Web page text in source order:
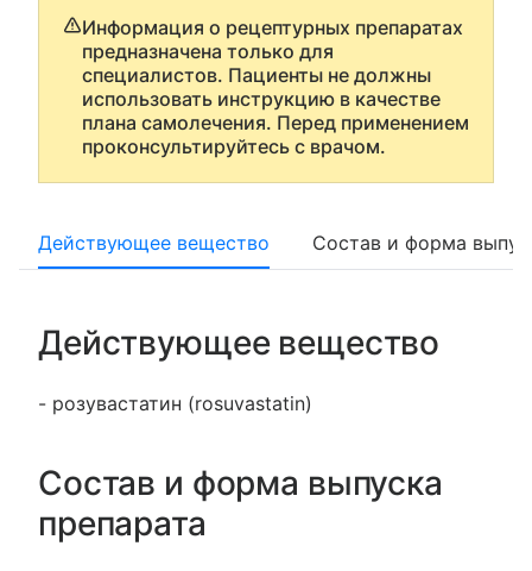
Информация о рецептурных препаратах
предназначена только для
специалистов. Пациенты не должны
использовать инструкцию в качестве
плана самолечения. Перед применением
проконсультируйтесь с врачом.
Действующее вещество Состав и форма
Действующее вещество
- розувастатин (rosuvastatin)
Состав и форма выпуска
препарата